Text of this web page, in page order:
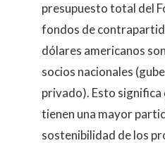
presupuesto total del
fondos de
dólares americanos
socios nacionales
privado). Esto significa
tienen una mayor
sostenibilidad de los